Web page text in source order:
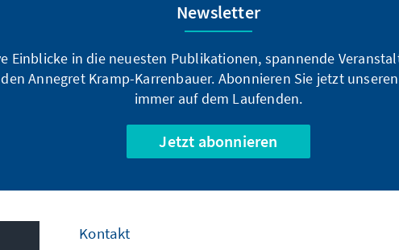
Newsletter
Einblicke in die neuesten Publikationen, spannende
Annegret Kramp-Karrenbauer. Abonnieren Sie jetzt
immer auf dem Laufenden.
Jetzt abonnieren
Kontakt